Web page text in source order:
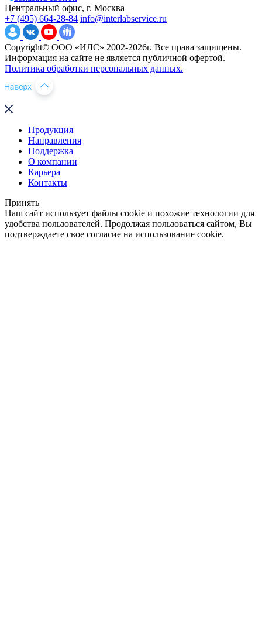
Центральный офис, г. Москва
+7 (495) 664-28-84 info@interlabservice.ru
Copyright© ООО «ИЛС» 2002-2026г. Все права защищены.
Информация на сайте не является публичной офертой.
Политика обработки персональных данных.
Продукция
Направления
Поддержка
О компании
Карьера
Контакты
Принять
Наш сайт использует файлы cookie и похожие технологии для
удобства пользователей. Продолжая пользоваться сайтом, Вы
подтверждаете свое согласие на использование cookie.